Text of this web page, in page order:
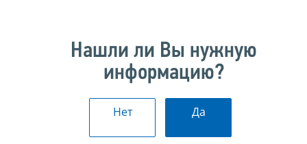
Нашли ли Вы нужную
информацию?
Нет Да